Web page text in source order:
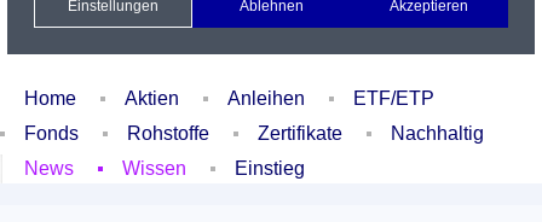
Xetra Realtime
Watchlist Portfolio Login
Home Aktien Anleihen
ETF/ETP
Fonds
Rohstoffe Zertifikate
Nachhaltig
News
Wissen Einstieg
Einstellungen Ablehnen Akzeptieren